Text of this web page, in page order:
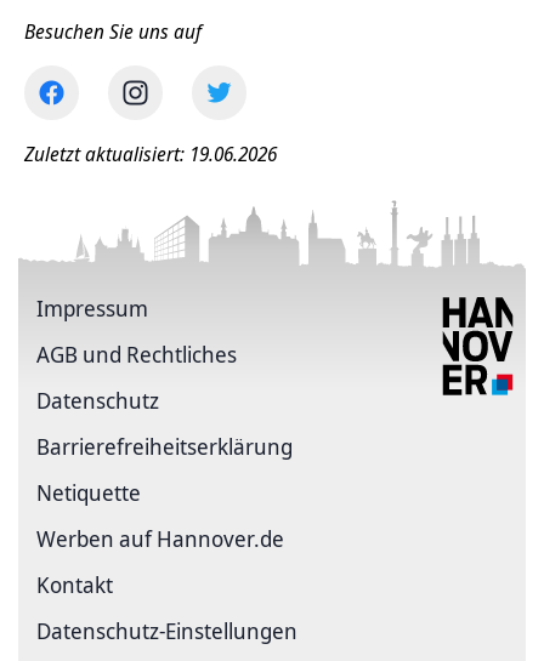
Besuchen Sie uns auf
Zuletzt aktualisiert: 19.06.2026
Impressum
AGB und Rechtliches
Datenschutz
Barriere­freiheits­erklärung
Netiquette
Werben auf Hannover.de
Kontakt
Datenschutz-Einstellungen